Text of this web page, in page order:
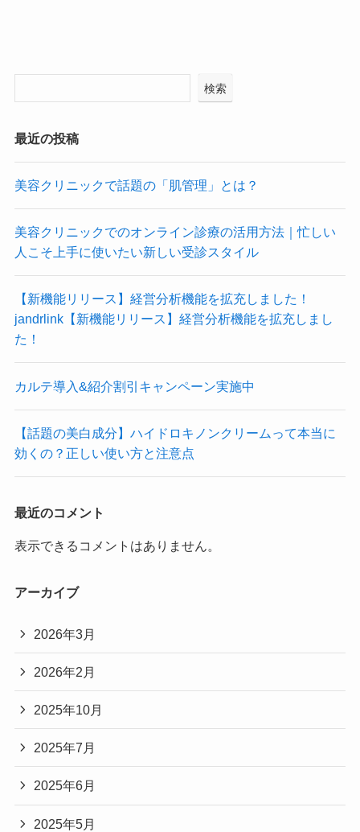
検索
最近の投稿
美容クリニックで話題の「肌管理」とは？
美容クリニックでのオンライン診療の活用方法｜忙しい
人こそ上手に使いたい新しい受診スタイル
【新機能リリース】経営分析機能を拡充しました！
jandrlink【新機能リリース】経営分析機能を拡充しまし
た！
カルテ導入&紹介割引キャンペーン実施中
【話題の美白成分】ハイドロキノンクリームって本当に
効くの？正しい使い方と注意点
最近のコメント
表示できるコメントはありません。
アーカイブ
2026年3月
2026年2月
2025年10月
2025年7月
2025年6月
2025年5月